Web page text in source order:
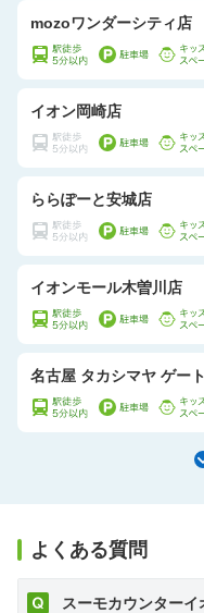
mozoワンダーシティ店
イオン岡崎店
ららぽーと安城店
イオンモール木曽川店
名古屋 タカシマヤ ゲー
よくある質問
スーモカウンター